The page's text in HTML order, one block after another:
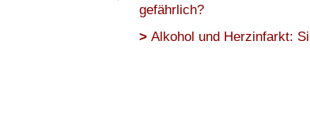
gefährlich?
Alkohol und Herzinfarkt: